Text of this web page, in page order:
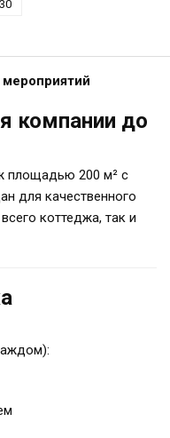
30
компании до
площадью 200 м² с
для качественного
коттеджа, так и